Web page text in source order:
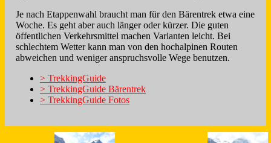
Je nach Etappenwahl braucht man für den Bärentrek etwa eine
Woche. Es geht aber auch länger oder kürzer. Die guten
öffentlichen Verkehrsmittel machen Varianten leicht. Bei
schlechtem Wetter kann man von den hochalpinen Routen
abweichen und weniger anspruchsvolle Wege benutzen.
> TrekkingGuide
> TrekkingGuide Bärentrek
> TrekkingGuide Fotos